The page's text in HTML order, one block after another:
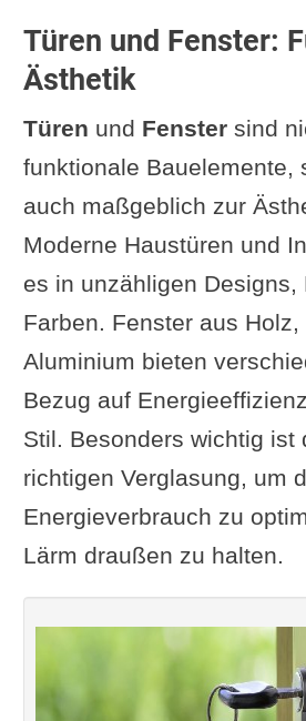
Türen und Fenster:
Ästhetik
Türen und Fenstersind
funktionale Bauelemente,
auch maßgeblich zur
Moderne Haustüren und
es in unzähligen Designs,
Farben. Fenster aus
Aluminium bieten
Bezug auf
Stil. Besonders wichtig ist
richtigen Verglasung, um
Energieverbrauch zu
Lärm draußen zu halten.